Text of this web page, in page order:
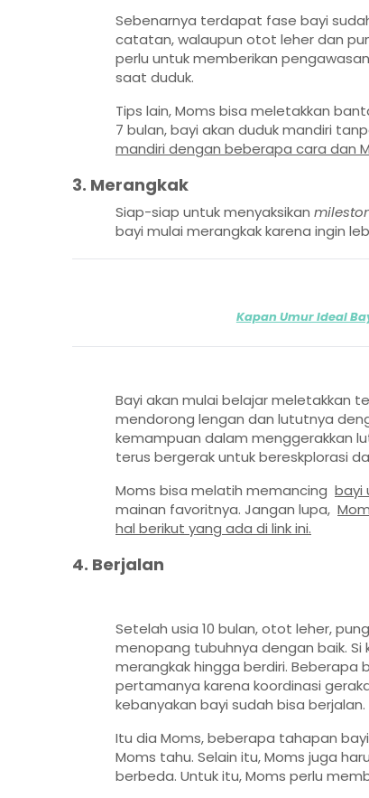
Sebenarnya terdapat fase bayi
catatan, walaupun otot leher dan
perlu untuk memberikan
saat duduk.
Tips lain, Moms bisa meletakkan
7 bulan, bayi akan duduk mandiri
mandiri dengan beberapa cara dan
3. Merangkak
Siap-siap untuk menyaksikan
bayi mulai merangkak karena ingin
Kapan Umur Ideal
Bayi akan mulai belajar meletakkan
mendorong lengan dan lututnya
kemampuan dalam menggerakkan
terus bergerak untuk bereskplorasi
Moms bisa melatih memancing bayi
mainan favoritnya. Jangan lupa,
hal berikut yang ada di link ini.
4. Berjalan
Setelah usia 10 bulan, otot leher,
menopang tubuhnya dengan baik.
merangkak hingga berdiri. Beberapa
pertamanya karena koordinasi
kebanyakan bayi sudah bisa berjalan.
Itu dia Moms, beberapa tahapan bayi
Moms tahu. Selain itu, Moms juga
berbeda. Untuk itu, Moms perlu